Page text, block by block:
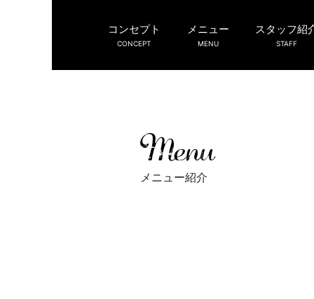
コンセプト
CONCEPT
メニュー
MENU
スタッフ紹
STAFF
メニュー紹介